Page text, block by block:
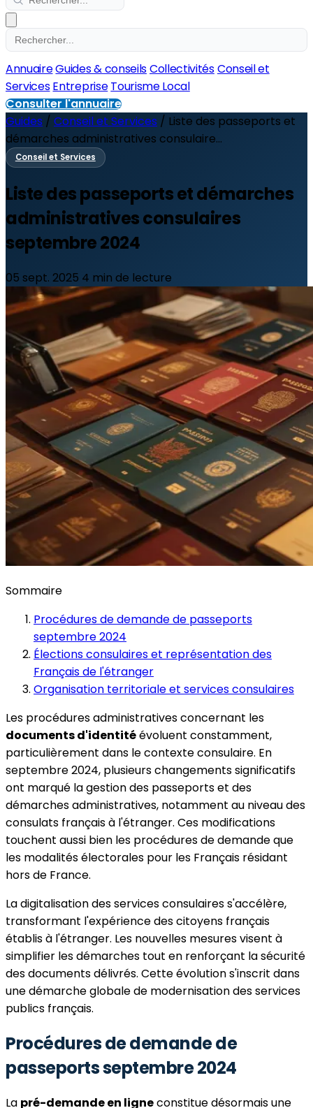
AnnuaireGuides & conseilsCollectivitésConseil et
ServicesEntreprise Tourisme Local
Consulter l'annuaire
Guides / Conseil et Services / Liste des passeports et
démarches administratives consulaire...
Conseil et Services
Liste des passeports et démarches
administratives consulaires
septembre 2024
05 sept. 2025 4 min de lecture
Sommaire
Procédures de demande de passeports
septembre 2024
Élections consulaires et représentation des
Français de l'étranger
Organisation territoriale et services consulaires
Les procédures administratives concernant les
documents d'identitéévoluent constamment,
particulièrement dans le contexte consulaire. En
septembre 2024, plusieurs changements significatifs
ont marqué la gestion des passeports et des
démarches administratives, notamment au niveau des
consulats français à l'étranger. Ces modifications
touchent aussi bien les procédures de demande que
les modalités électorales pour les Français résidant
hors de France.
La digitalisation des services consulaires s'accélère,
transformant l'expérience des citoyens français
établis à l'étranger. Les nouvelles mesures visent à
simplifier les démarches tout en renforçant la sécurité
des documents délivrés. Cette évolution s'inscrit dans
une démarche globale de modernisation des services
publics français.
Procédures de demande de
passeports septembre 2024
La pré-demande en ligneconstitue désormais une